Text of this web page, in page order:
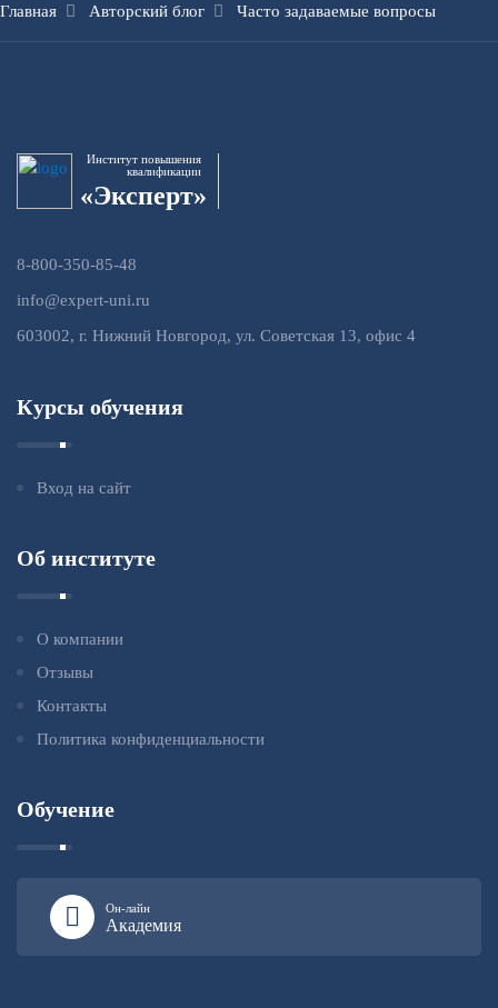
Главная Авторский блог Часто задаваемые вопросы
Институт повышения
квалификации
«Эксперт»
8-800-350-85-48
info@expert-uni.ru
603002, г. Нижний Новгород, ул. Советская 13, офис 4
Курсы обучения
Вход на сайт
Об институте
О компании
Отзывы
Контакты
Политика конфиденциальности
Обучение
Он-лайн
Академия